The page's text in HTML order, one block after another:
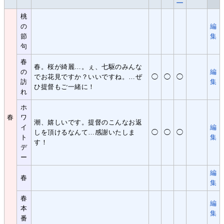
春
桃
の
節
句
編
集
春
の
訪
れ
春。桜が綺麗…。ぇ、七駆のみんな
でお花見ですか？いいですね。…ぜ
ひ提督もご一緒に！
◯ ◯ ◯
編
集
ホ
ワ
イ
ト
デ
ー
潮、嬉しいです。提督のこんなお返
しを頂けるなんて…感謝いたしま
す！
◯ ◯ ◯
編
集
春
編
集
春
本
番
編
集